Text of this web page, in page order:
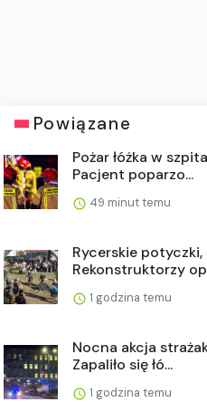
Powiązane
Pożar łóżka w
Pacjent poparzo...
49 minut temu
Rycerskie
Rekonstruktorzy
1 godzina temu
Nocna akcja
Zapaliło się łó...
1 godzina temu